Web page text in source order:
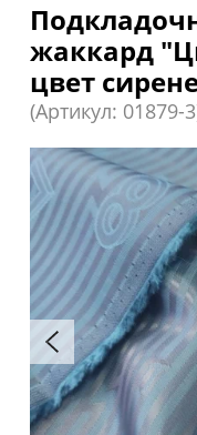
жаккард
цвет
(Артикул: 01879-